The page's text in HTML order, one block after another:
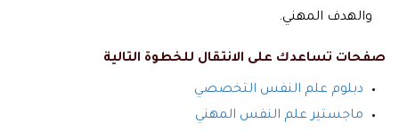
والهدف المهني.
صفحات تساعدك على الانتقال للخطوة التالية
دبلوم علم النفس التخصصي
ماجستير علم النفس المهني